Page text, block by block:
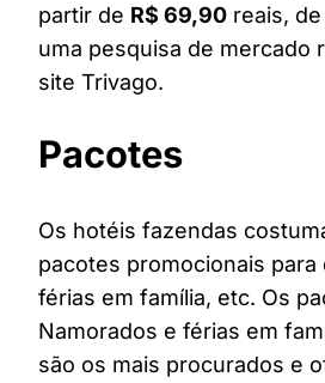
partir de R$ 69,90 reais,
uma pesquisa de mercado
site Trivago.
Pacotes
Os hotéis fazendas
pacotes promocionais para
férias em família, etc. Os
Namorados e férias em
são os mais procurados e